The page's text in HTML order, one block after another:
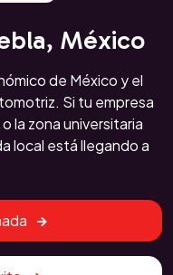
México
de México y el
Si tu empresa
la zona universitaria
local está llegando a